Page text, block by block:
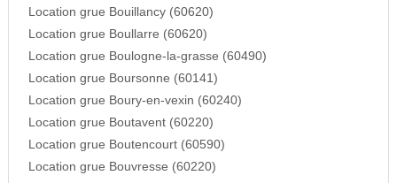
Location grue Bouillancy (60620)
Location grue Boullarre (60620)
Location grue Boulogne-la-grasse (60490)
Location grue Boursonne (60141)
Location grue Boury-en-vexin (60240)
Location grue Boutavent (60220)
Location grue Boutencourt (60590)
Location grue Bouvresse (60220)